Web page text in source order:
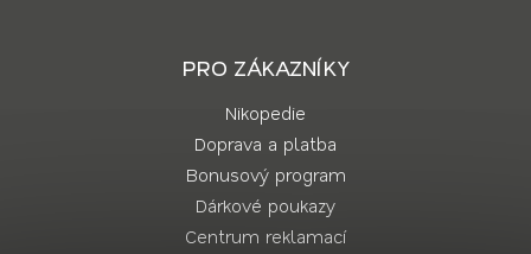
PRO ZÁKAZNÍKY
Nikopedie
Doprava a platba
Bonusový program
Dárkové poukazy
Centrum reklamací